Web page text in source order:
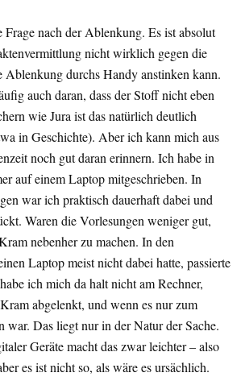
Frage nach der Ablenkung. Es ist absolut
nicht wirklich gegen die
durchs Handy anstinken kann.
auch daran, dass der Stoff nicht eben
wie Jura ist das natürlich deutlich
in Geschichte). Aber ich kann mich aus
noch gut daran erinnern. Ich habe in
auf einem Laptop mitgeschrieben. In
war ich praktisch dauerhaft dabei und
Waren die Vorlesungen weniger gut,
nebenher zu machen. In den
Laptop meist nicht dabei hatte, passierte
ich mich da halt nicht am Rechner,
abgelenkt, und wenn es nur zum
war. Das liegt nur in der Natur der Sache.
Geräte macht das zwar leichter – also
es ist nicht so, als wäre es ursächlich.